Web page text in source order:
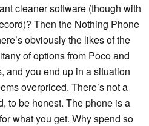
cleaner software (though with
Then the Nothing Phone
obviously the likes of the
of options from Poco and
and you end up in a situation
overpriced. There’s not a
to be honest. The phone is a
what you get. Why spend so